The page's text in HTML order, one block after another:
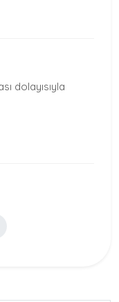
dolayısıyla